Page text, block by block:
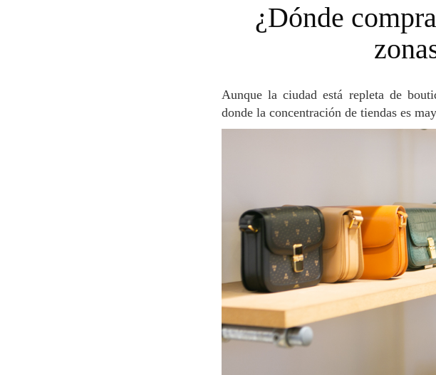
¿Dónde comprar en París? Las mejores
Aunque la ciudad está repleta de boutiques y tiendas fabulosas, hay algunas zonas específicas
donde la concentración de tiendas es